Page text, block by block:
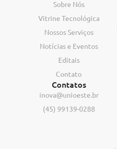
Sobre Nós
Vitrine Tecnológica
Nossos Serviços
Notícias e Eventos
Editais
Contato
Contatos
inova@unioeste.br
(45) 99139-0288